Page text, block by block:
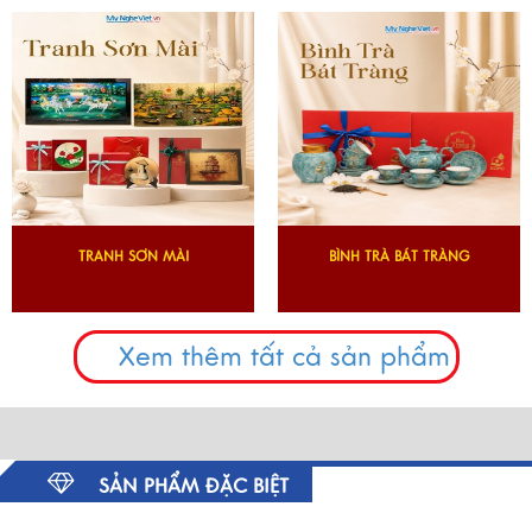
TRANH SƠN MÀI BÌNH TRÀ BÁT TRÀNG
Xem thêm tất cả sản phẩm
SẢN PHẨM ĐẶC BIỆT